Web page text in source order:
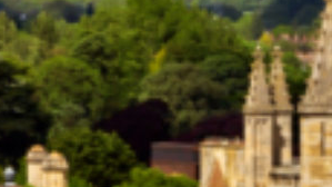
大學和學院（澳大利亞篇）
語言學校（澳大利亞篇）
Co-op有薪實習專業課程（澳洲篇）
大學和學院（加拿大篇）
語言學校（加拿大篇）
法語語言學校（加拿大篇）
Co-op有薪實習專業課程（加拿大篇）